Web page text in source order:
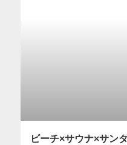
ビーチ×サウナ×サン